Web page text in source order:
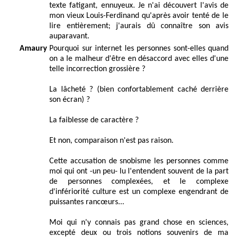
texte fatigant, ennuyeux. Je n'ai découvert l'avis de
mon vieux Louis-Ferdinand qu'après avoir tenté de le
lire entièrement; j'aurais dû connaître son avis
auparavant.
Amaury Pourquoi sur internet les personnes sont-elles quand
on a le malheur d'être en désaccord avec elles d'une
telle incorrection grossière ?
La lâcheté ? (bien confortablement caché derrière
son écran) ?
La faiblesse de caractère ?
Et non, comparaison n'est pas raison.
Cette accusation de snobisme les personnes comme
moi qui ont -un peu- lu l'entendent souvent de la part
de personnes complexées, et le complexe
d'infériorité culture est un complexe engendrant de
puissantes rancœurs...
Moi qui n'y connais pas grand chose en sciences,
excepté deux ou trois notions souvenirs de ma